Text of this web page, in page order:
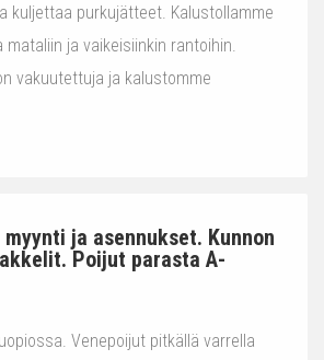
kuljettaa purkujätteet. Kalustollamme
mataliin ja vaikeisiinkin rantoihin.
vakuutettuja ja kalustomme
ja asennukset. Kunnon
Poijut parasta A-
Venepoijut pitkällä varrella